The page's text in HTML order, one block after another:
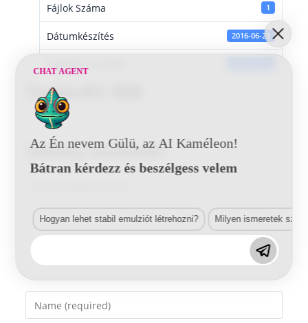
Fájlok Száma 1
Dátumkészítés 2016-06-21
Toyota 8S1 BSB
Vélemény, hozzászólás?
Enter
your
CHAT AGENT
Az Én nevem Gülü, az AI Kaméleon!
Bátran kérdezz és beszélgess velem
Hogyan lehet stabil emulziót létrehozni? Milyen ismeretek